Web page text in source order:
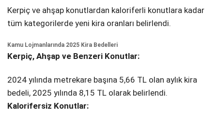
WhatsApp İhbar
Facebook
SERVISLER
Kerpiç ve ahşap konutlardan kaloriferli konutlara kadar
tüm kategorilerde yeni kira oranları belirlendi.
Kamu Lojmanlarında 2025 Kira Bedelleri
Kerpiç, Ahşap ve Benzeri Konutlar:
2024 yılında metrekare başına 5,66 TL olan aylık kira
bedeli, 2025 yılında 8,15 TL olarak belirlendi.
Kalorifersiz Konutlar: